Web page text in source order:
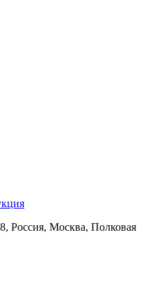
Россия, Москва, Полковая